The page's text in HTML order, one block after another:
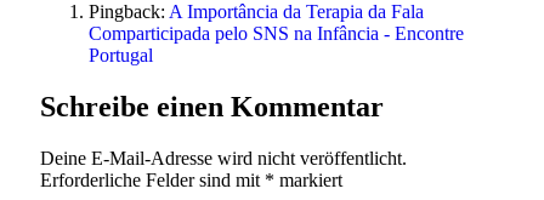
Pingback: A Importância da Terapia da Fala
Comparticipada pelo SNS na Infância - Encontre
Portugal
Schreibe einen Kommentar
Deine E-Mail-Adresse wird nicht veröffentlicht.
Erforderliche Felder sind mit * markiert